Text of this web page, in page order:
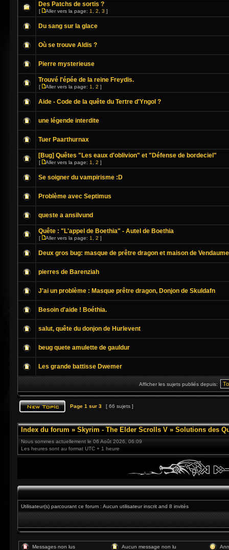
Des Patchs de sortis ?
[ Aller vers la page: 1 2 3 ]
Du sang sur la glace
Où se trouve Aldis ?
Pierre mysterieuse
Trouvé l'épée de la reine Freydis.
[ Aller vers la page: 1 2 ]
Aide - Code de la quête du Tertre d'Yngol ?
une légende interdite
Tuer Paarthurnax
[Bug] Quêtes "Les eaux d'oblivion" et "Défense de bordeciel"
[ Aller vers la page: 1 2 ]
Se soigner du vampirisme :D
Problème avec Septimus
queste a ansilvund
Quête : "L'appel de Boethia" - Autel de Boethia
[ Aller vers la page: 1 2 ]
Deux gros bug: masque de prêtre dragon et maison de Vendaume
pierres de Barenziah
J'ai un problème : Masque prêtre dragon, Donjon de Skuldafn
Besoin d'aide ! Boéthia.
salut, quête du donjon de Hurlevent
beug quete amulette de gauldur
Les grande battisse Dwemer
Afficher les sujets publiés depuis:
Page 1 sur 3 [ 66 sujets ]
Index du forum » Skyrim - The Elder Scrolls V » Solutions des
Nous sommes actuellement le 06 Août 2026, 06:09
Les heures sont au format UTC + 1 heure
Utilisateur(s) parcourant ce forum : Aucun utilisateur inscrit and 8 invités
Messages non lus Aucun message non lu